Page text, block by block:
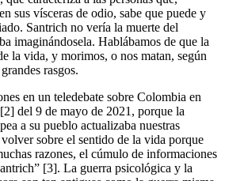
sus vísceras de odio, sabe que puede y
Santrich no vería la muerte del
imaginándosela. Hablábamos de que la
la vida, y morimos, o nos matan, según
rasgos.
en un teledebate sobre Colombia en
[2] del 9 de mayo de 2021, porque la
a su pueblo actualizaba nuestras
sobre el sentido de la vida porque
razones, el cúmulo de informaciones
[3]. La guerra psicológica y la